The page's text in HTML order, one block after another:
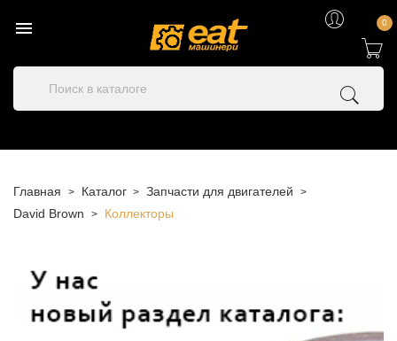
 0
Главная Каталог
Запчасти для двигателей
David Brown
Коллекторы